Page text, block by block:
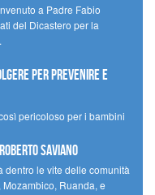
a Padre Fabio
del Dicastero per la
per prevenire e
pericoloso per i bambini
Roberto Saviano
dentro le vite delle comunità
Ruanda, e